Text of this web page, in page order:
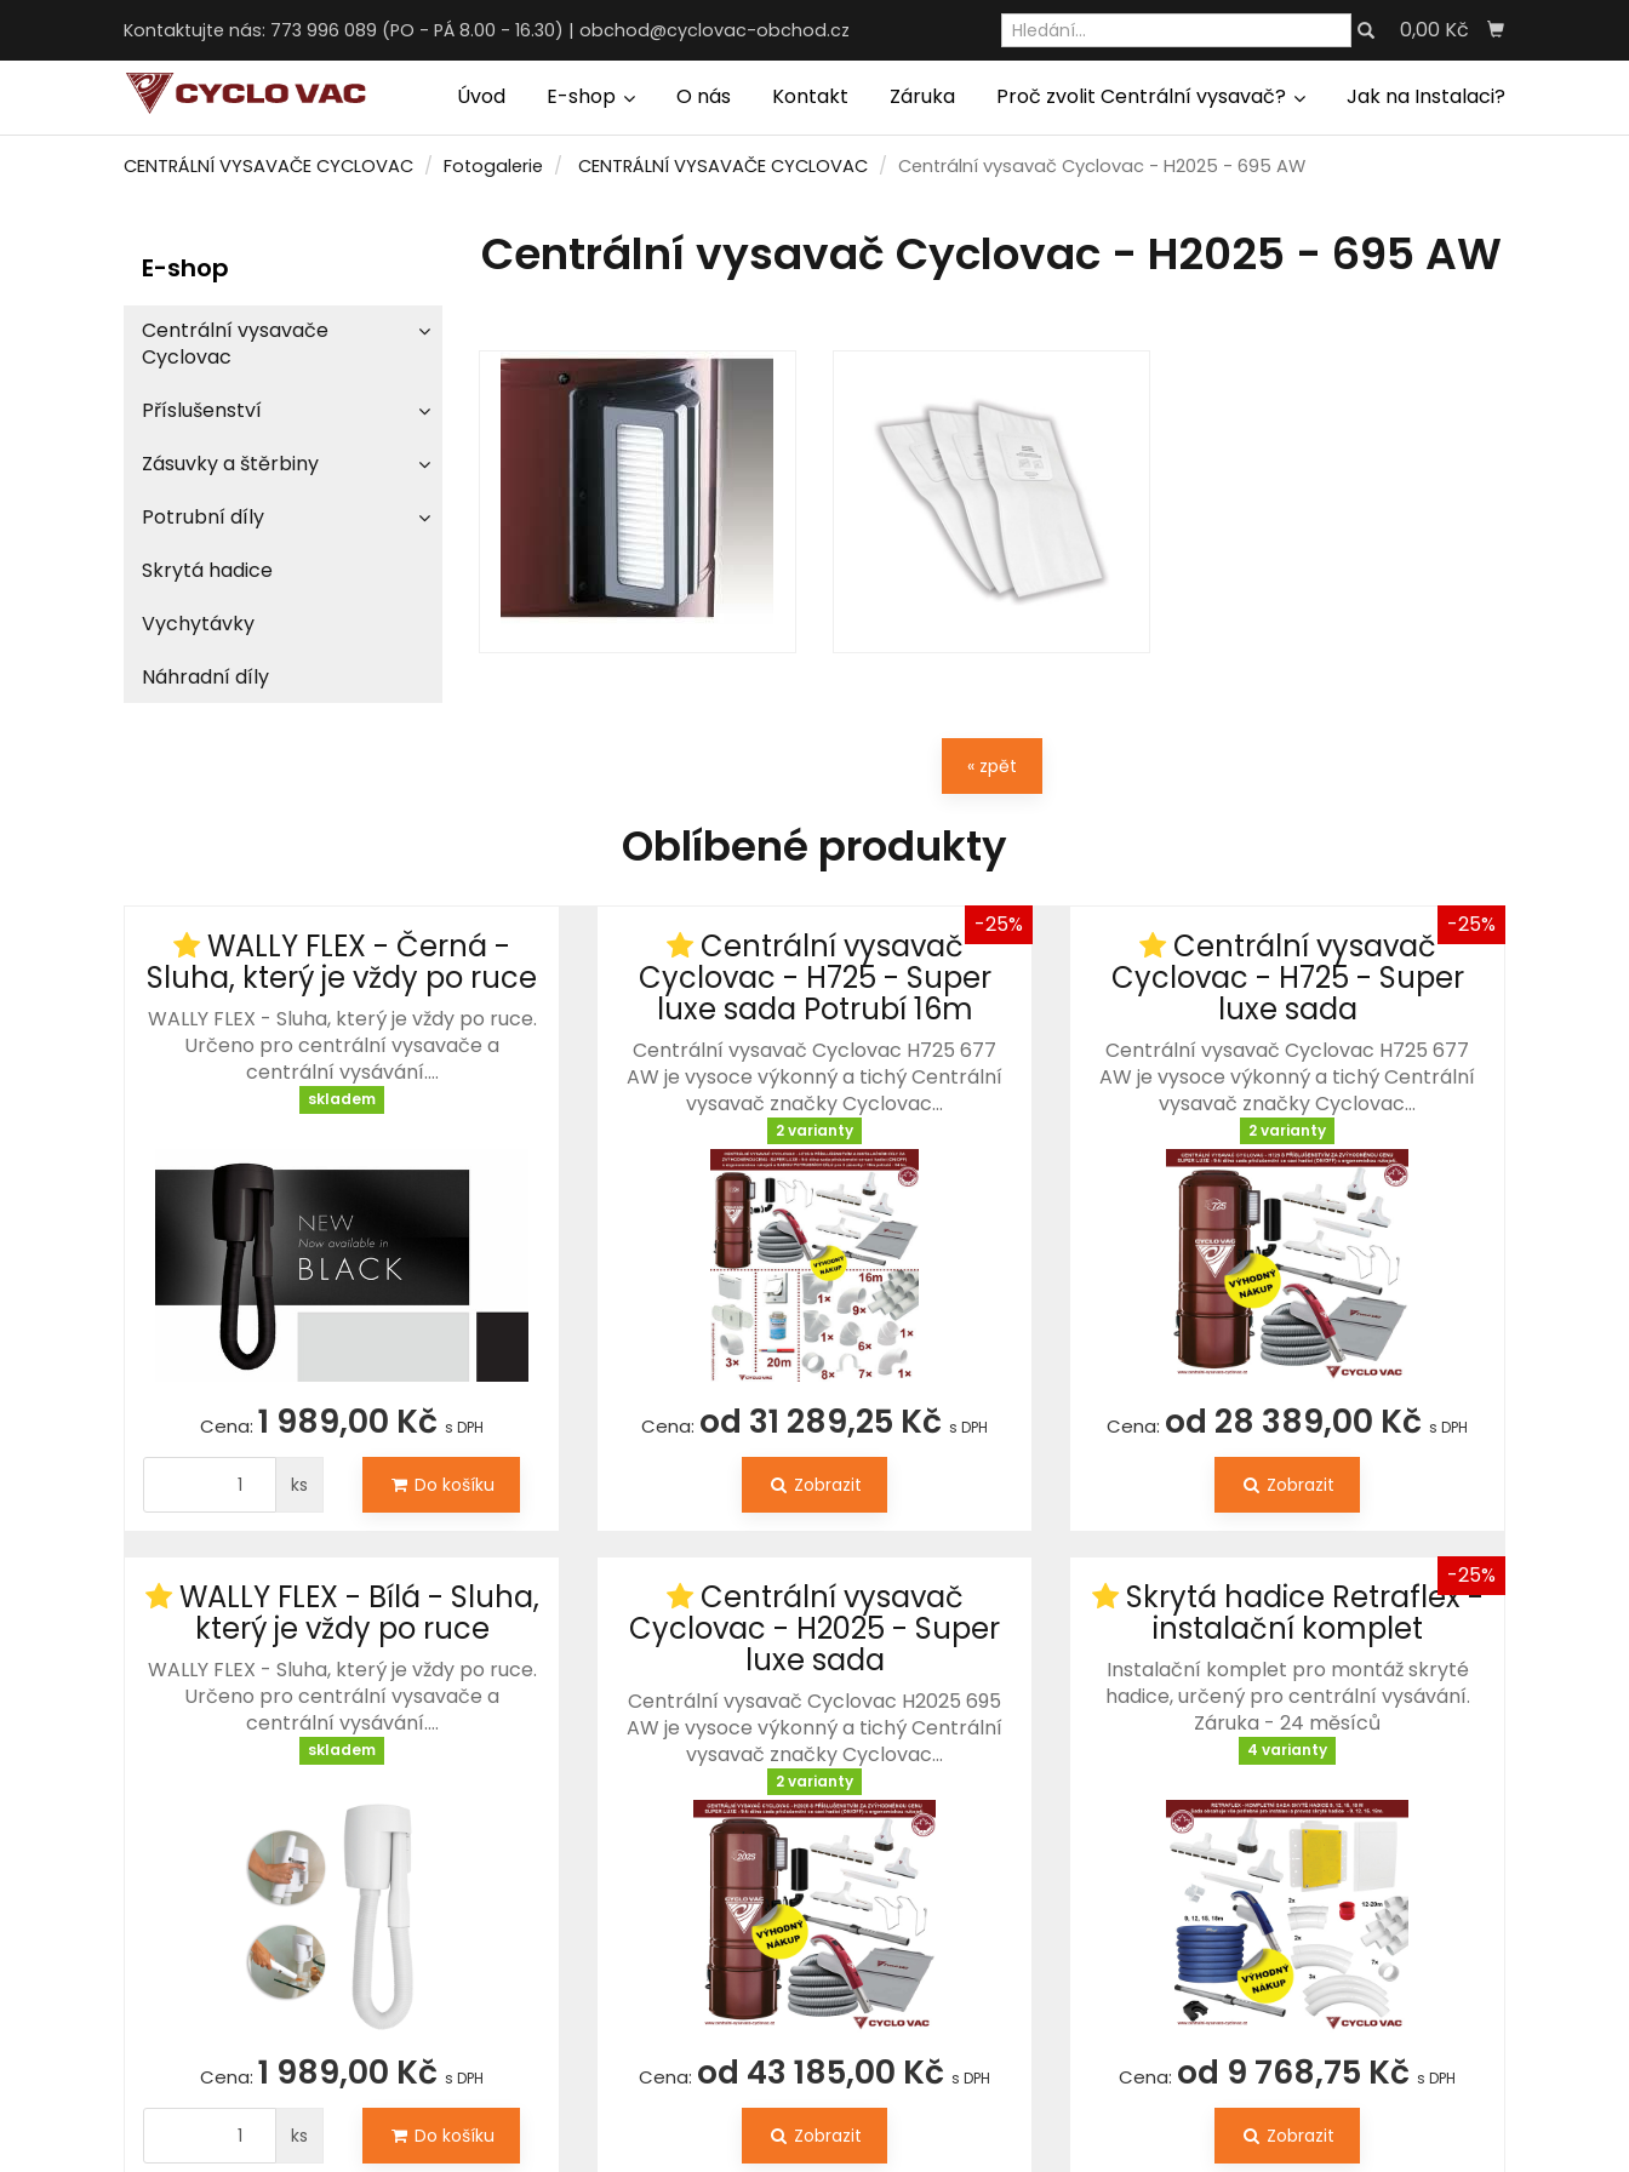
Kontaktujte nás: 773 996 089 (PO - PÁ 8.00 - 16.30) | obchod@cyclovac-obchod.cz 0,00 Kč
Úvod E-shop O nás Kontakt Záruka Proč zvolit Centrální vysavač? Jak na Instalaci?
CENTRÁLNÍ VYSAVAČE CYCLOVAC Fotogalerie CENTRÁLNÍ VYSAVAČE CYCLOVAC Centrální vysavač Cyclovac - H2025 - 695 AW
E-shop
Centrální vysavače
Cyclovac
Příslušenství
Zásuvky a štěrbiny
Potrubní díly
Skrytá hadice
Vychytávky
Náhradní díly
Centrální vysavač Cyclovac - H2025 - 695 AW
« zpět
Oblíbené produkty
WALLY FLEX - Černá -
Sluha, který je vždy po ruce
WALLY FLEX - Sluha, který je vždy po ruce.
Určeno pro centrální vysavače a
centrální vysávání.…
skladem
Cena: 1 989,00 Kč s DPH
ks Do košíku
-25%
Centrální vysavač
Cyclovac - H725 - Super
luxe sada Potrubí 16m
Centrální vysavač Cyclovac H725 677
AW je vysoce výkonný a tichý Centrální
vysavač značky Cyclovac…
2 varianty
Cena: od 31 289,25 Kč s DPH
Zobrazit
-25%
Centrální vysavač
Cyclovac - H725 - Super
luxe sada
Centrální vysavač Cyclovac H725 677
AW je vysoce výkonný a tichý Centrální
vysavač značky Cyclovac…
2 varianty
Cena: od 28 389,00 Kč s DPH
Zobrazit
WALLY FLEX - Bílá - Sluha,
který je vždy po ruce
WALLY FLEX - Sluha, který je vždy po ruce.
Určeno pro centrální vysavače a
centrální vysávání.…
skladem
Cena: 1 989,00 Kč s DPH
ks Do košíku
Centrální vysavač
Cyclovac - H2025 - Super
luxe sada
Centrální vysavač Cyclovac H2025 695
AW je vysoce výkonný a tichý Centrální
vysavač značky Cyclovac…
2 varianty
Cena: od 43 185,00 Kč s DPH
Zobrazit
-25%
Skrytá hadice Retraflex -
instalační komplet
Instalační komplet pro montáž skryté
hadice, určený pro centrální vysávání.
Záruka - 24 měsíců
4 varianty
Cena: od 9 768,75 Kč s DPH
Zobrazit